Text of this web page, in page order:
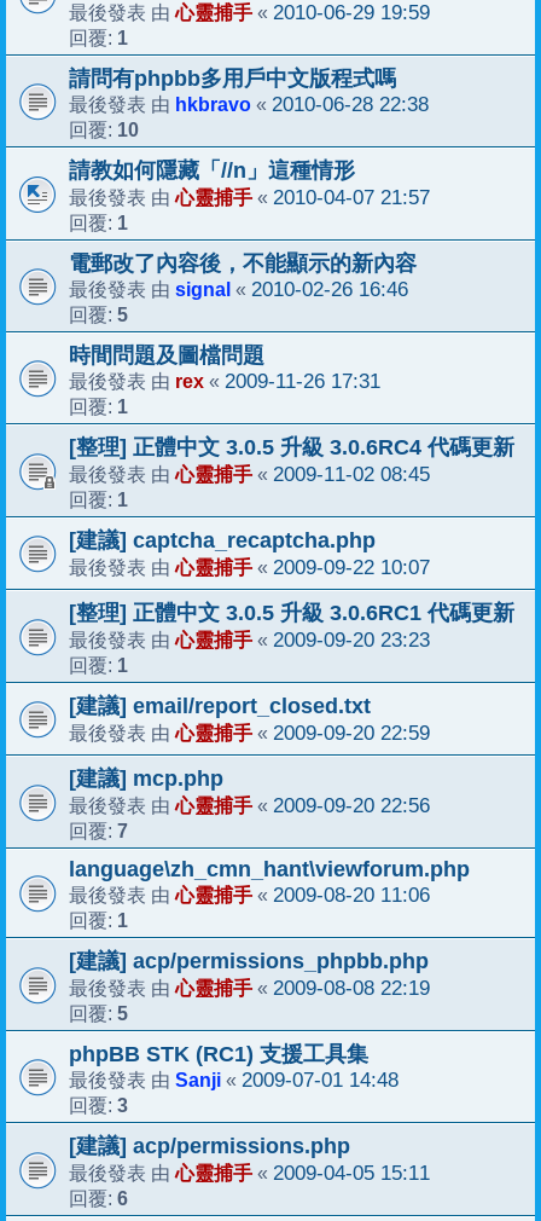
最後發表 由心靈捕手 « 2010-06-29 19:59
回覆: 1
請問有phpbb多用戶中文版程式嗎
最後發表 由 hkbravo « 2010-06-28 22:38
回覆: 10
請教如何隱藏「//n」這種情形
最後發表 由心靈捕手 « 2010-04-07 21:57
回覆: 1
電郵改了內容後，不能顯示的新內容
最後發表 由 signal « 2010-02-26 16:46
回覆: 5
時間問題及圖檔問題
最後發表 由 rex « 2009-11-26 17:31
回覆: 1
[整理] 正體中文 3.0.5 升級 3.0.6RC4 代碼更新
最後發表 由心靈捕手 « 2009-11-02 08:45
回覆: 1
[建議] captcha_recaptcha.php
最後發表 由心靈捕手 « 2009-09-22 10:07
[整理] 正體中文 3.0.5 升級 3.0.6RC1 代碼更新
最後發表 由心靈捕手 « 2009-09-20 23:23
回覆: 1
[建議] email/report_closed.txt
最後發表 由心靈捕手 « 2009-09-20 22:59
[建議] mcp.php
最後發表 由心靈捕手 « 2009-09-20 22:56
回覆: 7
language\zh_cmn_hant\viewforum.php
最後發表 由心靈捕手 « 2009-08-20 11:06
回覆: 1
[建議] acp/permissions_phpbb.php
最後發表 由心靈捕手 « 2009-08-08 22:19
回覆: 5
phpBB STK (RC1) 支援工具集
最後發表 由 Sanji « 2009-07-01 14:48
回覆: 3
[建議] acp/permissions.php
最後發表 由心靈捕手 « 2009-04-05 15:11
回覆: 6